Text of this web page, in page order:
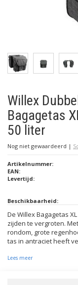
Willex
Bagagetas
50 liter
Nog niet gewaardeerd |
Artikelnummer:
EAN:
Levertijd:
Beschikbaarheid:
De Willex Bagagetas
zijden te vergroten.
rondom, grote
tas in antraciet heeft
Lees meer